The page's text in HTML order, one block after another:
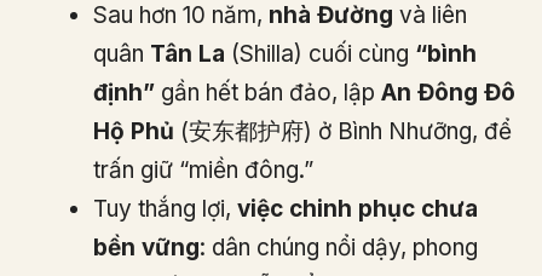
Sau hơn 10 năm, nhà Đường và liên
quân Tân La (Shilla) cuối cùng “bình
định” gần hết bán đảo, lập An Đông Đô
Hộ Phủ (安东都护府) ở Bình Nhưỡng, để
trấn giữ “miền đông.”
Tuy thắng lợi, việc chinh phục chưa
bền vững: dân chúng nổi dậy, phong